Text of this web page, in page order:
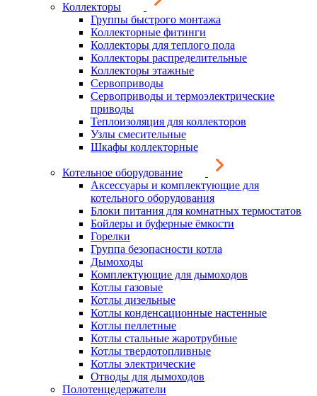
Коллекторы
Группы быстрого монтажа
Коллекторные фитинги
Коллекторы для теплого пола
Коллекторы распределительные
Коллекторы этажные
Сервоприводы
Сервоприводы и термоэлектрические
приводы
Теплоизоляция для коллекторов
Узлы смесительные
Шкафы коллекторные
Котельное оборудование
Аксессуары и комплектующие для
котельного оборудования
Блоки питания для комнатных термостатов
Бойлеры и буферные ёмкости
Горелки
Группа безопасности котла
Дымоходы
Комплектующие для дымоходов
Котлы газовые
Котлы дизельные
Котлы конденсационные настенные
Котлы пеллетные
Котлы стальные жаротрубные
Котлы твердотопливные
Котлы электрические
Отводы для дымоходов
Полотенцедержатели